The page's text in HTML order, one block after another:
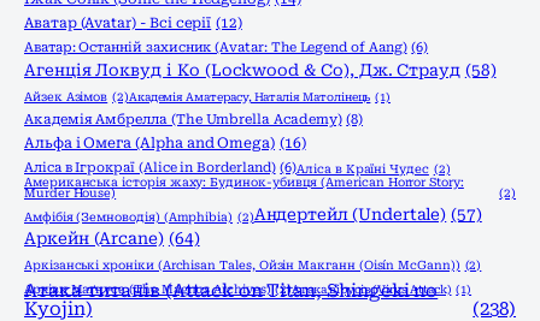
Аватар (Avatar) - Всі серії (12)
Аватар: Останній захисник (Avatar: The Legend of Aang) (6)
Агенція Локвуд і Кo (Lockwood & Co), Дж. Страуд (58)
Айзек Азімов (2)Академія Аматерасу, Наталія Матолінець (1)
Академія Амбрелла (The Umbrella Academy) (8)
Альфа і Омега (Alpha and Omega) (16)
Аліса в Ігрокраї (Alice in Borderland) (6)Аліса в Країні Чудес (2)
Американська історія жаху: Будинок-убивця (American Horror Story:
Murder House)
(2)
Амфібія (Земноводія) (Amphibia) (2)Андертейл (Undertale) (57)
Аркейн (Arcane) (64)
Аркізанські хроніки (Archisan Tales, Ойзін Макганн (Oisín McGann)) (2)
Архіви Маґнуса (The Magnus Archives) (2)Атака вірусів (Virus Attack) (1)
Атака титанів (Attack on Titan, Shingeki no
Kyojin)
(238)